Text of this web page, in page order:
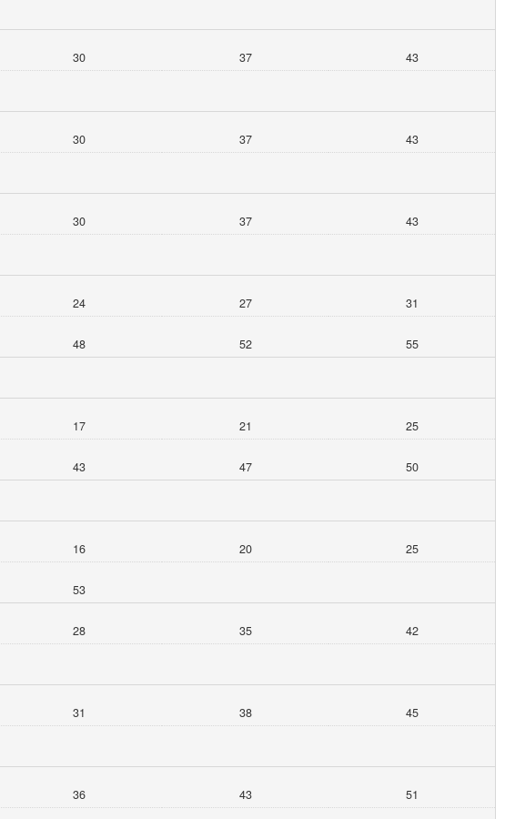
30 37 43
30 37 43
30 37 43
24 27 31
48 52 55
17 21 25
43 47 50
16 20 25
53
28 35 42
31 38 45
36 43 51